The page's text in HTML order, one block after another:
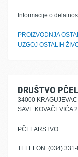
Informacije o
PROIZVODNJA
UZGOJ OSTALIH
DRUŠTVO
34000 KRAGUJEVAC
SAVE KOVAČEVIĆA 2
PČELARSTVO
TELEFON: (034)